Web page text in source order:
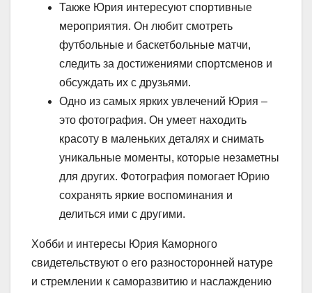
Также Юрия интересуют спортивные
мероприятия. Он любит смотреть
футбольные и баскетбольные матчи,
следить за достижениями спортсменов и
обсуждать их с друзьями.
Одно из самых ярких увлечений Юрия –
это фотография. Он умеет находить
красоту в маленьких деталях и снимать
уникальные моменты, которые незаметны
для других. Фотография помогает Юрию
сохранять яркие воспоминания и
делиться ими с другими.
Хобби и интересы Юрия Каморного
свидетельствуют о его разносторонней натуре
и стремлении к саморазвитию и наслаждению